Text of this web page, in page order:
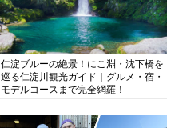
仁淀ブルーの絶景！にこ淵・沈下橋を
巡る仁淀川観光ガイド｜グルメ・宿・
モデルコースまで完全網羅！